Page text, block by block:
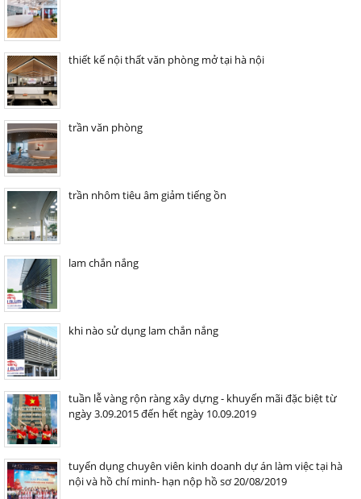
thiết kế nội thất văn phòng mở tại hà nội
trần văn phòng
trần nhôm tiêu âm giảm tiếng ồn
lam chắn nắng
khi nào sử dụng lam chắn nắng
tuần lễ vàng rộn ràng xây dựng - khuyến mãi đặc biệt từ
ngày 3.09.2015 đến hết ngày 10.09.2019
tuyển dụng chuyên viên kinh doanh dự án làm việc tại hà
nội và hồ chí minh- hạn nộp hồ sơ 20/08/2019